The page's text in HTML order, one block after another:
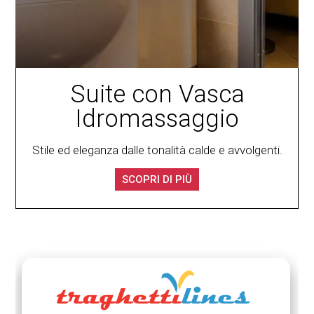
Suite con Vasca
Idromassaggio
Stile ed eleganza dalle tonalità calde e avvolgenti.
SCOPRI DI PIÙ